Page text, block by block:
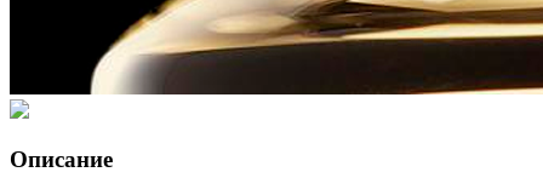
Описание